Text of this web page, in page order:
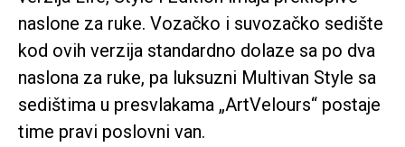
naslone za ruke. Vozačko i suvozačko sedište
kod ovih verzija standardno dolaze sa po dva
naslona za ruke, pa luksuzni Multivan Style sa
sedištima u presvlakama „ArtVelours“ postaje
time pravi poslovni van.